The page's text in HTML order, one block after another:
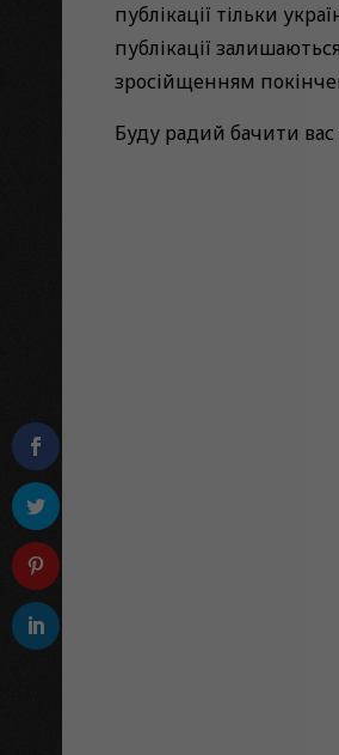
публікації тільки
публікації
зросійщенням
Буду радий бачити вас